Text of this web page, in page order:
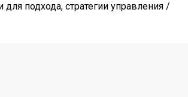
подхода, стратегии управления /